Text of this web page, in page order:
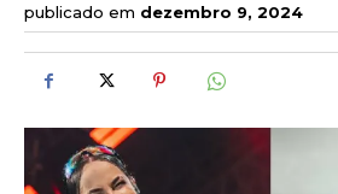
publicado em dezembro 9, 2024